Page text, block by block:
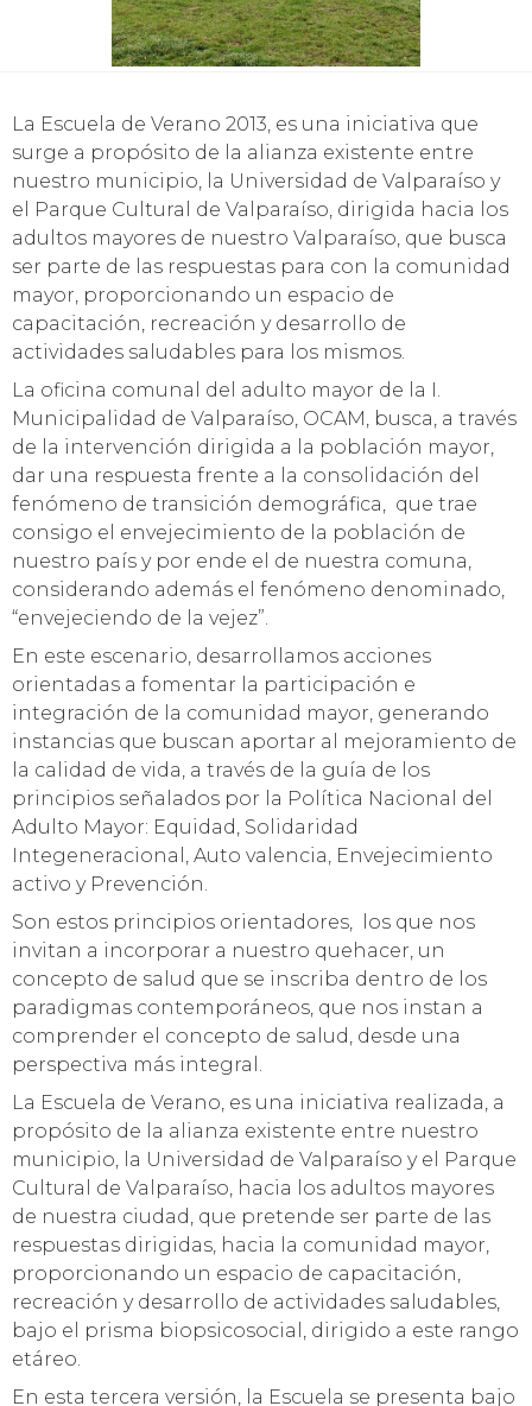
La Escuela de Verano 2013, es una iniciativa que
surge a propósito de la alianza existente entre
nuestro municipio, la Universidad de Valparaíso y
el Parque Cultural de Valparaíso, dirigida hacia los
adultos mayores de nuestro Valparaíso, que busca
ser parte de las respuestas para con la comunidad
mayor, proporcionando un espacio de
capacitación, recreación y desarrollo de
actividades saludables para los mismos.
La oficina comunal del adulto mayor de la I.
Municipalidad de Valparaíso, OCAM, busca, a través
de la intervención dirigida a la población mayor,
dar una respuesta frente a la consolidación del
fenómeno de transición demográfica, que trae
consigo el envejecimiento de la población de
nuestro país y por ende el de nuestra comuna,
considerando además el fenómeno denominado,
“envejeciendo de la vejez”.
En este escenario, desarrollamos acciones
orientadas a fomentar la participación e
integración de la comunidad mayor, generando
instancias que buscan aportar al mejoramiento de
la calidad de vida, a través de la guía de los
principios señalados por la Política Nacional del
Adulto Mayor: Equidad, Solidaridad
Integeneracional, Auto valencia, Envejecimiento
activo y Prevención.
Son estos principios orientadores, los que nos
invitan a incorporar a nuestro quehacer, un
concepto de salud que se inscriba dentro de los
paradigmas contemporáneos, que nos instan a
comprender el concepto de salud, desde una
perspectiva más integral.
La Escuela de Verano, es una iniciativa realizada, a
propósito de la alianza existente entre nuestro
municipio, la Universidad de Valparaíso y el Parque
Cultural de Valparaíso, hacia los adultos mayores
de nuestra ciudad, que pretende ser parte de las
respuestas dirigidas, hacia la comunidad mayor,
proporcionando un espacio de capacitación,
recreación y desarrollo de actividades saludables,
bajo el prisma biopsicosocial, dirigido a este rango
etáreo.
En esta tercera versión, la Escuela se presenta bajo